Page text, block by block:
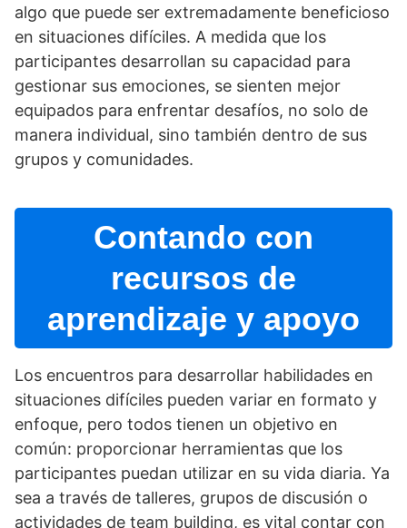
algo que puede ser extremadamente beneficioso
en situaciones difí­ciles. A medida que los
participantes desarrollan su capacidad para
gestionar sus emociones, se sienten mejor
equipados para enfrentar desafí­os, no solo de
manera individual, sino también dentro de sus
grupos y comunidades.
Contando con
recursos de
aprendizaje y apoyo
Los encuentros para desarrollar habilidades en
situaciones difí­ciles pueden variar en formato y
enfoque, pero todos tienen un objetivo en
común: proporcionar herramientas que los
participantes puedan utilizar en su vida diaria. Ya
sea a través de talleres, grupos de discusión o
actividades de team building, es vital contar con